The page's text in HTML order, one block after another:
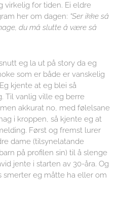
virkelig for tiden. Ei eldre
her om dagen: “Ser ikke så
du må slutte å være så
eg la ut på story da eg
som er både er vanskelig
kjente at eg blei så
Til vanlig ville eg berre
akkurat no, med følelsane
i kroppen, så kjente eg at
Først og fremst lurer
dame (tilsynelatande
på profilen sin) til å slenge
jente i starten av 30-åra. Og
smerter eg måtte ha eller om